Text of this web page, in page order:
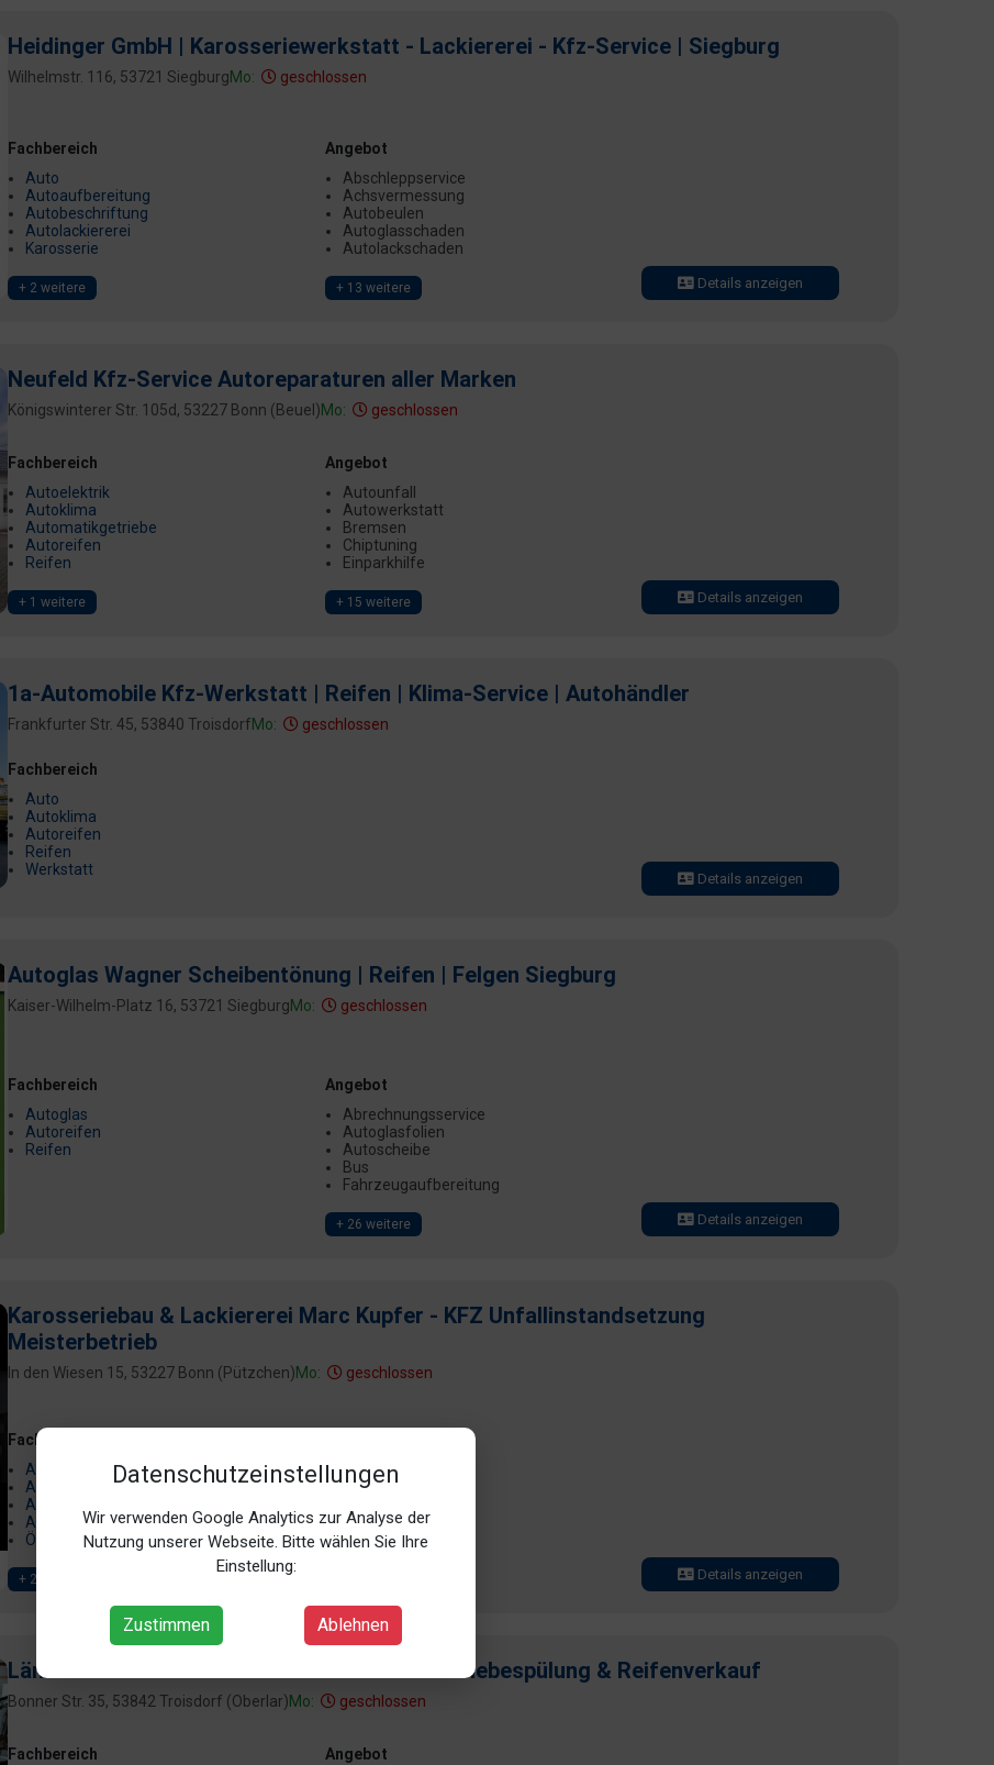
Datenschutzeinstellungen
Wir verwenden Google Analytics zur Analyse der
Nutzung unserer Webseite. Bitte wählen Sie Ihre
Einstellung:
Zustimmen Ablehnen
Heidinger GmbH | Karosseriewerkstatt - Lackiererei - Kfz-Service | Siegburg
Wilhelmstr. 116, 53721 SiegburgMo: geschlossen
Fachbereich
Auto
Autoaufbereitung
Autobeschriftung
Autolackiererei
Karosserie
+ 2 weitere
Angebot
Abschleppservice
Achsvermessung
Autobeulen
Autoglasschaden
Autolackschaden
+ 13 weitere Details anzeigen
Neufeld Kfz-Service Autoreparaturen aller Marken
Königswinterer Str. 105d, 53227 Bonn (Beuel)Mo: geschlossen
Fachbereich
Autoelektrik
Autoklima
Automatikgetriebe
Autoreifen
Reifen
+ 1 weitere
Angebot
Autounfall
Autowerkstatt
Bremsen
Chiptuning
Einparkhilfe
+ 15 weitere Details anzeigen
1a-Automobile Kfz-Werkstatt | Reifen | Klima-Service | Autohändler
Frankfurter Str. 45, 53840 TroisdorfMo: geschlossen
Fachbereich
Auto
Autoklima
Autoreifen
Reifen
Werkstatt
Details anzeigen
Autoglas Wagner Scheibentönung | Reifen | Felgen Siegburg
Kaiser-Wilhelm-Platz 16, 53721 SiegburgMo: geschlossen
Fachbereich
Autoglas
Autoreifen
Reifen
Angebot
Abrechnungsservice
Autoglasfolien
Autoscheibe
Bus
Fahrzeugaufbereitung
+ 26 weitere Details anzeigen
Karosseriebau & Lackiererei Marc Kupfer - KFZ Unfallinstandsetzung
Meisterbetrieb
In den Wiesen 15, 53227 Bonn (Pützchen)Mo: geschlossen
Fachbereich
Autoglas
Autolackiererei
Automatikgetriebe
Autoreifen
Ölwechsel
+ 2 weitere Details anzeigen
Lämmis Schraubstation KFZ-Werkstatt - Getriebespülung & Reifenverkauf
Bonner Str. 35, 53842 Troisdorf (Oberlar)Mo: geschlossen
Fachbereich
Angebot